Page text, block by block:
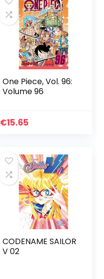
One Piece, Vol. 96:
Volume 96
€15.65
CODENAME SAILOR
V 02